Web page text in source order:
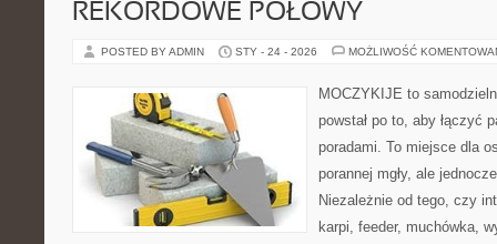
REKORDOWE POŁOWY
POSTED BY ADMIN STY - 24 - 2026 MOŻLIWOŚĆ
MOCZYKIJE to
powstał po to, aby łączyć
poradami. To miejsce dla
porannej mgły, ale
Niezależnie od tego, czy
karpi, feeder, muchówka,